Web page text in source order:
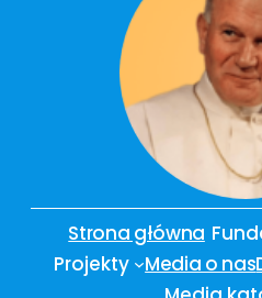
Strona główna
Projekty
Media o nas